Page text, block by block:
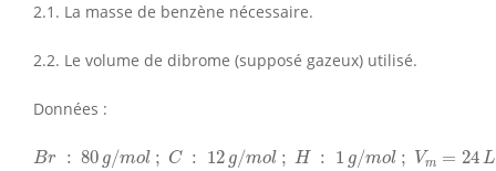
2.1. La masse de benzène nécessaire.
2.2. Le volume de dibrome (supposé gazeux) utilisé.
Données :
Br : 80 g/mol ; C : 12 g/mol ; H : 1 g/mol ; Vm = 24 L
Br 80g /mo ; C :12 g/m ol; H 1g / m ol ; V m = 24 mo